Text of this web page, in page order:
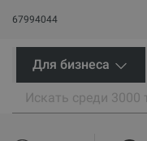
67994044
Для бизнеса